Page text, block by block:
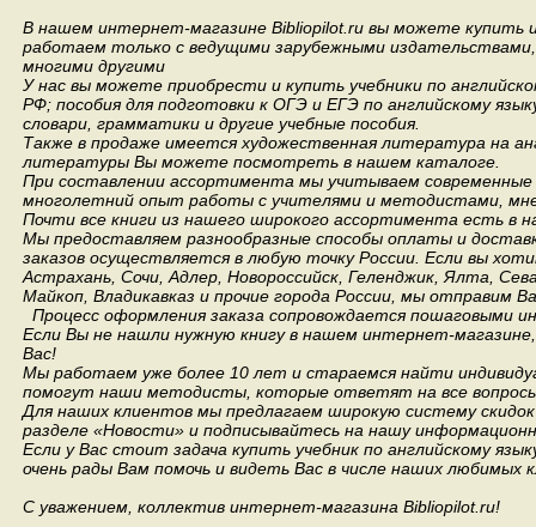
В нашем интернет-магазине Bibliopilot.ru вы можете купить
работаем только с ведущими зарубежными издательствами,
многими другими
У нас вы можете приобрести и купить учебники по
РФ; пособия для подготовки к ОГЭ и ЕГЭ по английскому
словари, грамматики и другие учебные пособия.
Также в продаже имеется художественная литература на
литературы Вы можете посмотреть в нашем каталоге.
При составлении ассортимента мы учитываем
многолетний опыт работы с учителями и методистами,
Почти все книги из нашего широкого ассортимента есть в
Мы предоставляем разнообразные способы оплаты и
заказов осуществляется в любую точку России. Если вы
Астрахань, Сочи, Адлер, Новороссийск, Геленджик, Ялта,
Майкоп, Владикавказ и прочие города России, мы отправим
Процесс оформления заказа сопровождается пошаговыми
Если Вы не нашли нужную книгу в нашем интернет-
Вас!
Мы работаем уже более 10 лет и стараемся найти
помогут наши методисты, которые ответят на все
Для наших клиентов мы предлагаем широкую систему
разделе «Новости» и подписывайтесь на нашу
Если у Вас стоит задача купить учебник по английскому
очень рады Вам помочь и видеть Вас в числе наших любимых
С уважением, коллектив интернет-магазина Bibliopilot.ru!